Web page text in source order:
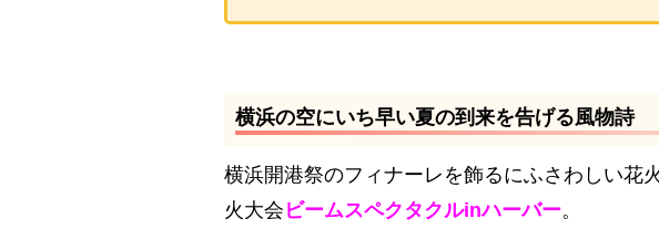
横浜の空にいち早い夏の到来を告げる風物詩
横浜開港祭のフィナーレを飾るにふさわしい花
火大会 ビームスペクタクルinハーバー。